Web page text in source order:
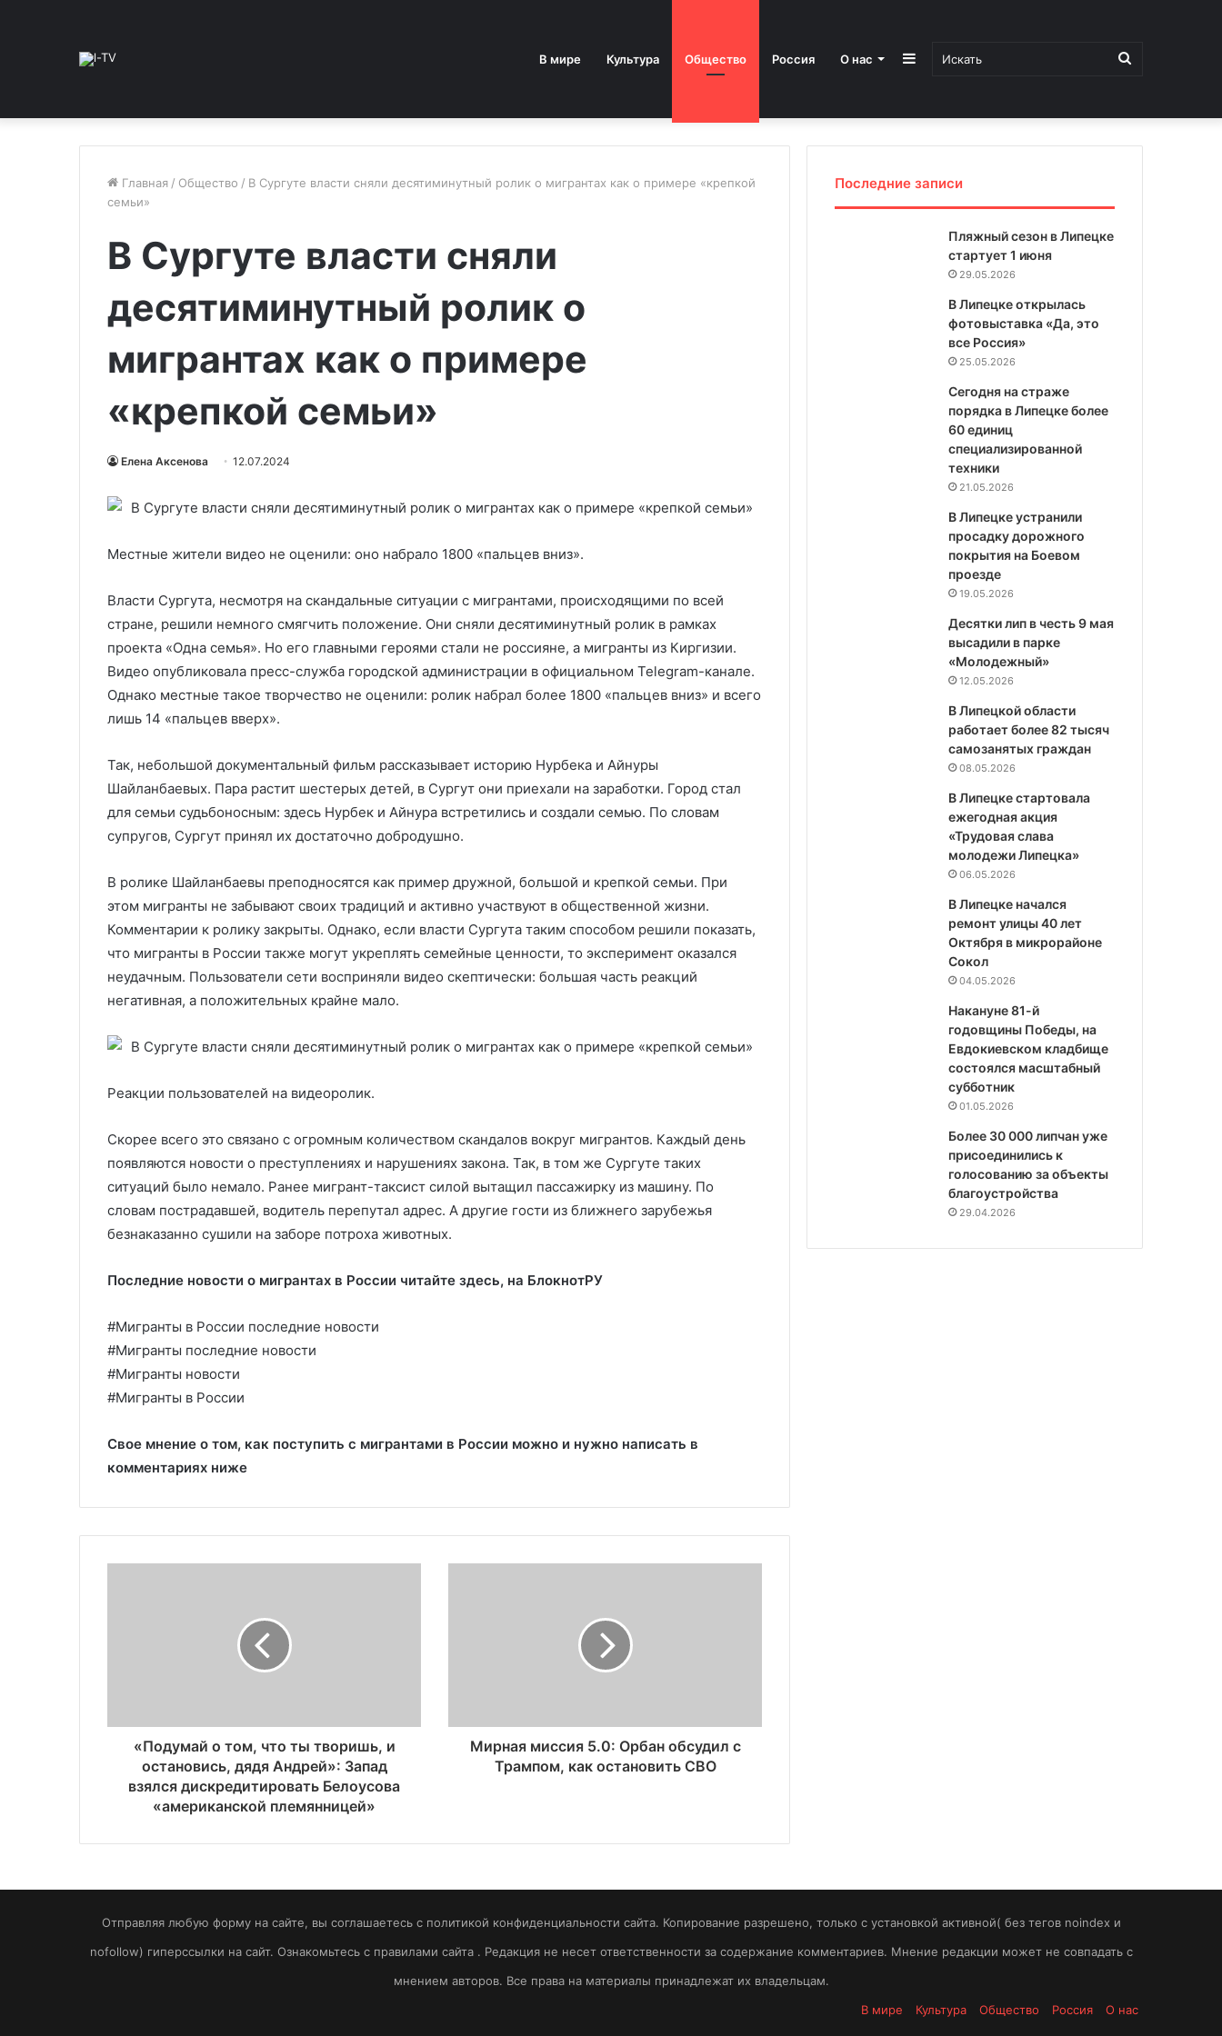
В мире Культура Общество Россия О нас Искать
Sidebar
Главная / Общество / В Сургуте власти сняли десятиминутный ролик о мигрантах как о примере «крепкой
семьи»
В Сургуте власти сняли
десятиминутный ролик о
мигрантах как о примере
«крепкой семьи»
Елена Аксенова 12.07.2024
Местные жители видео не оценили: оно набрало 1800 «пальцев вниз».
Власти Сургута, несмотря на скандальные ситуации с мигрантами, происходящими по всей
стране, решили немного смягчить положение. Они сняли десятиминутный ролик в рамках
проекта «Одна семья». Но его главными героями стали не россияне, а мигранты из Киргизии.
Видео опубликовала пресс-служба городской администрации в официальном Telegram-канале.
Однако местные такое творчество не оценили: ролик набрал более 1800 «пальцев вниз» и всего
лишь 14 «пальцев вверх».
Так, небольшой документальный фильм рассказывает историю Нурбека и Айнуры
Шайланбаевых. Пара растит шестерых детей, в Сургут они приехали на заработки. Город стал
для семьи судьбоносным: здесь Нурбек и Айнура встретились и создали семью. По словам
супругов, Сургут принял их достаточно добродушно.
В ролике Шайланбаевы преподносятся как пример дружной, большой и крепкой семьи. При
этом мигранты не забывают своих традиций и активно участвуют в общественной жизни.
Комментарии к ролику закрыты. Однако, если власти Сургута таким способом решили показать,
что мигранты в России также могут укреплять семейные ценности, то эксперимент оказался
неудачным. Пользователи сети восприняли видео скептически: большая часть реакций
негативная, а положительных крайне мало.
Реакции пользователей на видеоролик.
Скорее всего это связано с огромным количеством скандалов вокруг мигрантов. Каждый день
появляются новости о преступлениях и нарушениях закона. Так, в том же Сургуте таких
ситуаций было немало. Ранее мигрант-таксист силой вытащил пассажирку из машину. По
словам пострадавшей, водитель перепутал адрес. А другие гости из ближнего зарубежья
безнаказанно сушили на заборе потроха животных.
Последние новости о мигрантах в России читайте здесь, на БлокнотРУ
#Мигранты в России последние новости
#Мигранты последние новости
#Мигранты новости
#Мигранты в России
Свое мнение о том, как поступить с мигрантами в России можно и нужно написать в
комментариях ниже
«Подумай о том, что ты творишь, и
остановись, дядя Андрей»: Запад
взялся дискредитировать Белоусова
«американской племянницей»
Мирная миссия 5.0: Орбан обсудил с
Трампом, как остановить СВО
Последние записи
Пляжный сезон в Липецке
стартует 1 июня
29.05.2026
В Липецке открылась
фотовыставка «Да, это
все Россия»
25.05.2026
Сегодня на страже
порядка в Липецке более
60 единиц
специализированной
техники
21.05.2026
В Липецке устранили
просадку дорожного
покрытия на Боевом
проезде
19.05.2026
Десятки лип в честь 9 мая
высадили в парке
«Молодежный»
12.05.2026
В Липецкой области
работает более 82 тысяч
самозанятых граждан
08.05.2026
В Липецке стартовала
ежегодная акция
«Трудовая слава
молодежи Липецка»
06.05.2026
В Липецке начался
ремонт улицы 40 лет
Октября в микрорайоне
Сокол
04.05.2026
Накануне 81-й
годовщины Победы, на
Евдокиевском кладбище
состоялся масштабный
субботник
01.05.2026
Более 30 000 липчан уже
присоединились к
голосованию за объекты
благоустройства
29.04.2026
Отправляя любую форму на сайте, вы соглашаетесь с политикой конфиденциальности сайта. Копирование разрешено, только с установкой активной( без тегов noindex и
nofollow) гиперссылки на сайт. Ознакомьтесь с правилами сайта . Редакция не несет ответственности за содержание комментариев. Мнение редакции может не совпадать с
мнением авторов. Все права на материалы принадлежат их владельцам.
В мире
Культура Общество Россия О нас